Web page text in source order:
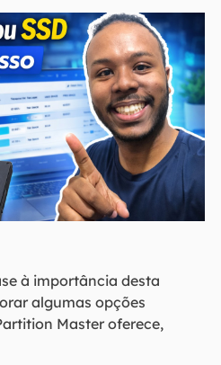
à importância desta
algumas opções
Master oferece,